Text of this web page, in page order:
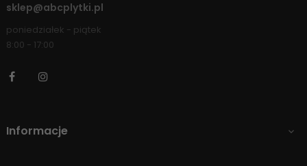
sklep@abcplytki.pl
poniedziałek - piątek
8:00 - 17:00
Facebook
Informacje 